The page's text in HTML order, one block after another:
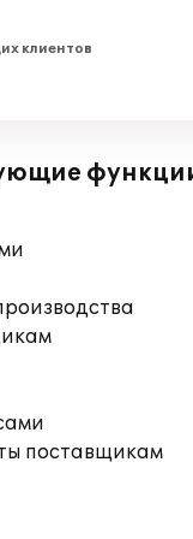
клиентов
поставщикам